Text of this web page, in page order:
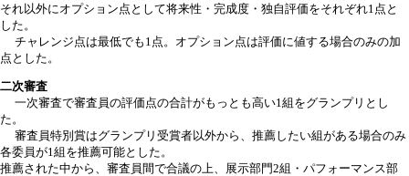
それ以外にオプション点として将来性・完成度・独自評価をそれぞれ1点と
した。
チャレンジ点は最低でも1点。オプション点は評価に値する場合のみの加
点とした。
二次審査
一次審査で審査員の評価点の合計がもっとも高い1組をグランプリとし
た。
審査員特別賞はグランプリ受賞者以外から、推薦したい組がある場合のみ
各委員が1組を推薦可能とした。
推薦された中から、審査員間で合議の上、展示部門2組・パフォーマンス部